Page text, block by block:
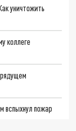
уничтожить
коллеге
вспыхнул пожар